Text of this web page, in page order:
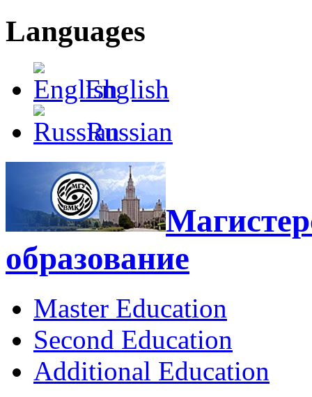
Languages
English
Russian
образование
Master Education
Second Education
Additional Education